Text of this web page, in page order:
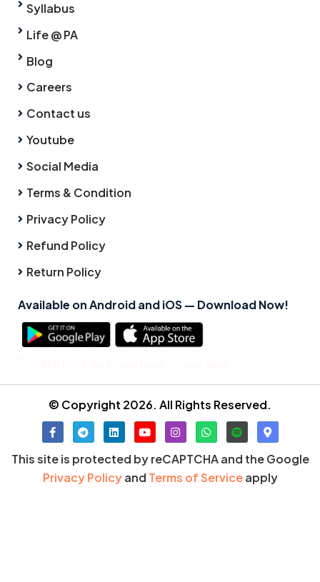
Syllabus
Life @ PA
Blog
Careers
Contact us
Youtube
Social Media
Terms & Condition
Privacy Policy
Refund Policy
Return Policy
Available on Android and iOS — Download Now!
© Copyright 2026. All Rights Reserved.
This site is protected by reCAPTCHA and the Google
Privacy Policyand Terms of Serviceapply